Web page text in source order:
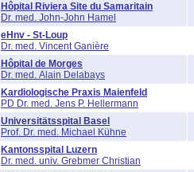
Hôpital Riviera Site du Samaritain
Dr. med. John-John Hamel
eHnv - St-Loup
Dr. med. Vincent Ganière
Hôpital de Morges
Dr. med. Alain Delabays
Kardiologische Praxis Maienfeld
PD Dr. med. Jens P. Hellermann
Universitätsspital Basel
Prof. Dr. med. Michael Kühne
Kantonsspital Luzern
Dr. med. univ. Grebmer Christian